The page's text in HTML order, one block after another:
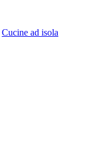
Cucine ad isola